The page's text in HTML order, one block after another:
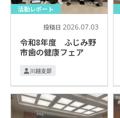
活動レポート
投稿日 2026.07.03
令和8年度 ふじみ野
市歯の健康フェア
川越支部